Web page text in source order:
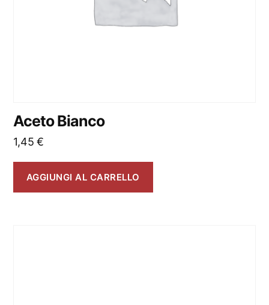
Aceto Bianco
1,45€
AGGIUNGI AL CARRELLO